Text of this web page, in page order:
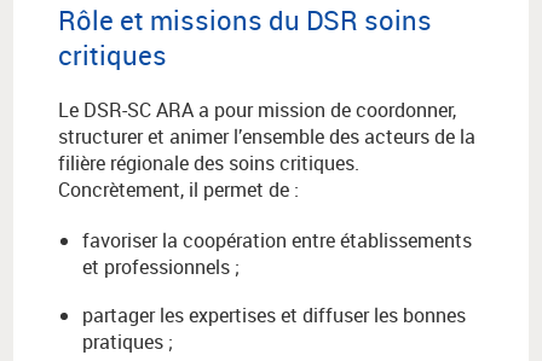
Rôle et missions du DSR soins
critiques
Le DSR-SC ARA a pour mission de coordonner,
structurer et animer l’ensemble des acteurs de la
filière régionale des soins critiques.
Concrètement, il permet de :
favoriser la coopération entre établissements
et professionnels ;
partager les expertises et diffuser les bonnes
pratiques ;